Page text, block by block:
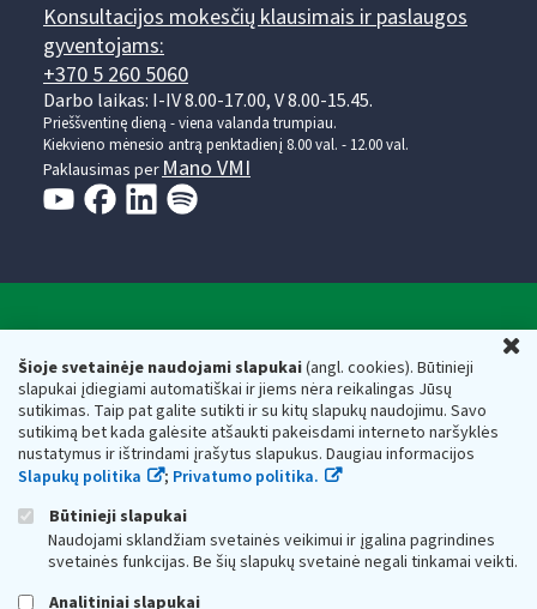
Šioje svetainėje naudojami slapukai(angl. cookies). Būtinieji
slapukai įdiegiami automatiškai ir jiems nėra reikalingas Jūsų
sutikimas. Taip pat galite sutikti ir su kitų slapukų naudojimu. Savo
sutikimą bet kada galėsite atšaukti pakeisdami interneto naršyklės
nustatymus ir ištrindami įrašytus slapukus. Daugiau informacijos
Slapukų politika
; Privatumo politika.
Būtinieji slapukai
Naudojami sklandžiam svetainės veikimui ir įgalina pagrindines
svetainės funkcijas. Be šių slapukų svetainė negali tinkamai veikti.
Analitiniai slapukai
Konsultacijos mokesčių klausimais ir paslaugos
gyventojams:
+370 5 260 5060
Darbo laikas: I-IV 8.00-17.00, V 8.00-15.45.
Prieššventinę dieną - viena valanda trumpiau.
Kiekvieno mėnesio antrą penktadienį 8.00 val. - 12.00 val.
Paklausimas per Mano VMI
Respublikos finansų ministerijos
Biudžetinė įstaiga. Juridinio asmens kodas — 188659752,
adresas: Vasario 16-osios g. 14, 01107 Vilnius, Lietuva, el.paštas:
vmi@vmi.lt, E. pristatymo dėžutės adresas 188659752
Duomenys apie Valstybinę mokesčių inspekciją prie Lietuvos
Respublikos finansų ministerijos kaupiami ir saugomi Juridinių